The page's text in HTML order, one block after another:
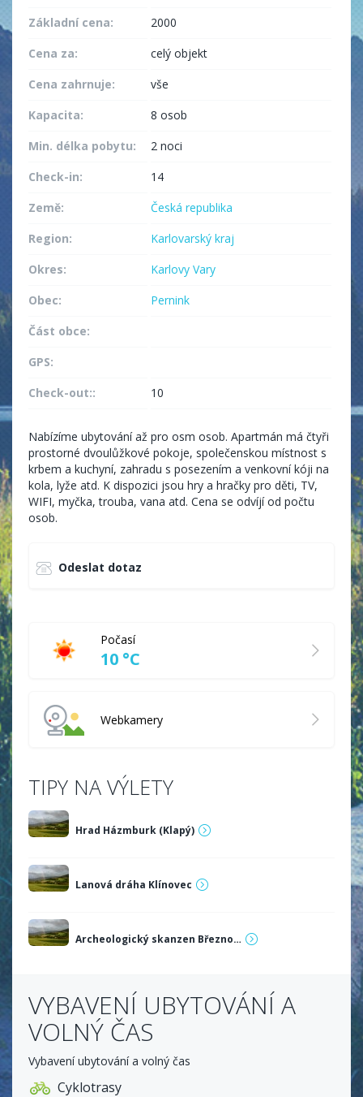
Základní cena:
2000
Cena za:
celý objekt
Cena zahrnuje:
vše
Kapacita:
8 osob
Min. délka pobytu:
2 noci
Check-in:
14
Země:
Česká republika
Region:
Karlovarský kraj
Okres:
Karlovy Vary
Obec:
Pernink
Část obce:
GPS:
Check-out::
10
Nabízíme ubytování až pro osm osob. Apartmán má čtyři
prostorné dvoulůžkové pokoje, společenskou místnost s
krbem a kuchyní, zahradu s posezením a venkovní kóji na
kola, lyže atd. K dispozici jsou hry a hračky pro děti, TV,
WIFI, myčka, trouba, vana atd. Cena se odvíjí od počtu
osob.
Odeslat dotaz
Počasí
10 °C
Webkamery
TIPY NA VÝLETY
Hrad Házmburk (Klapý)
Lanová dráha Klínovec
Archeologický skanzen Březno…
VYBAVENÍ UBYTOVÁNÍ A
VOLNÝ ČAS
Vybavení ubytování a volný čas
Cyklotrasy